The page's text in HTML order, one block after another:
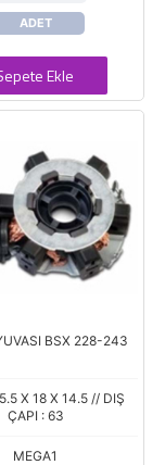
ADET
Ekle
BSX 228-243
X 18 X 14.5 // DIŞ
ÇAPI : 63
MEGA1